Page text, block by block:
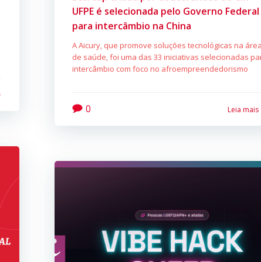
UFPE é selecionada pelo Governo Federal
para intercâmbio na China
A Aicury, que promove soluções tecnológicas na
de saúde, foi uma das 33 iniciativas selecionadas
intercâmbio com foco no afroempreendedorismo
0 Leia mais